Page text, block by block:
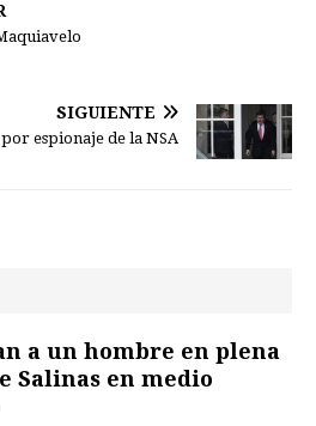
SIGUIENTE
espionaje de la NSA
a un hombre en plena
Salinas en medio